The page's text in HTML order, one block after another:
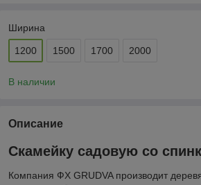
Ширина
1200 1500 1700 2000
В наличии
Описание
Скамейку садовую со
Компания ФХ GRUDVA производит